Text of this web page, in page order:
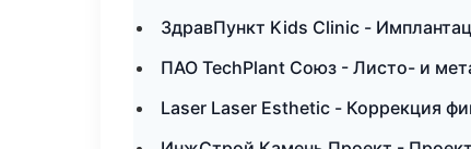
ЗдравПункт Kids Clinic -
ПАО TechPlant Союз - Листо- и
Laser Laser Esthetic - Коррекция